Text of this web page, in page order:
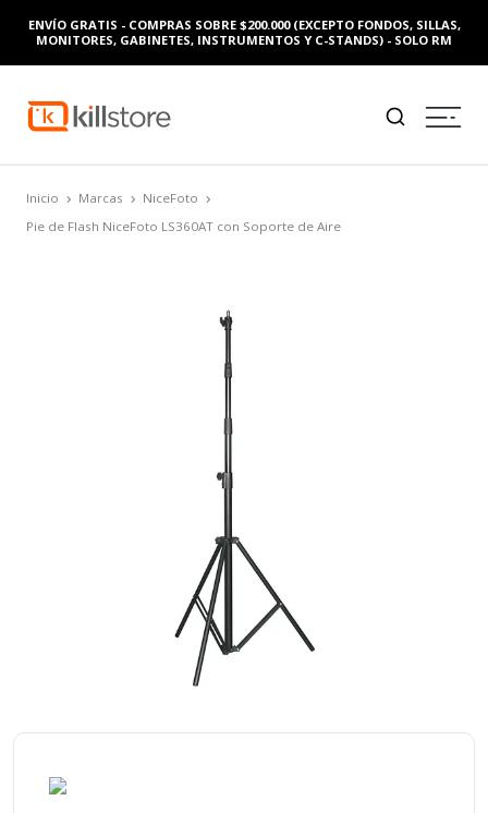
ENVÍO GRATIS - COMPRAS SOBRE $200.000 (EXCEPTO FONDOS, SILLAS,
MONITORES, GABINETES, INSTRUMENTOS Y C-STANDS) - SOLO RM
Inicio Marcas
NiceFoto
Pie de Flash NiceFoto LS­360AT con Soporte de Aire